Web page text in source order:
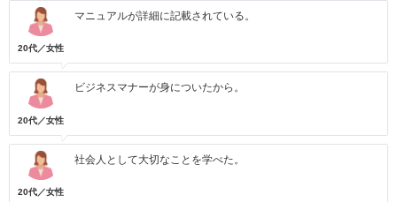
20代／女性
マニュアルが詳細に記載されている。
20代／女性
ビジネスマナーが身についたから。
20代／女性
社会人として大切なことを学べた。